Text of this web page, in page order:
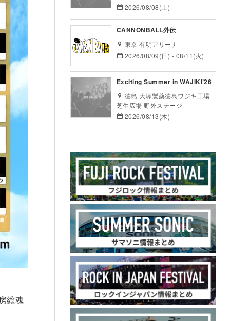
総魂
2026/08/08(土)
CANNONBALL外伝
東京 有明アリーナ
2026/08/09(日) - 08/11(火)
Exciting Summer in WAJIKI’26
徳島 大塚製薬徳島ワジキ工場
芝生広場 野外ステージ
2026/08/13(木)